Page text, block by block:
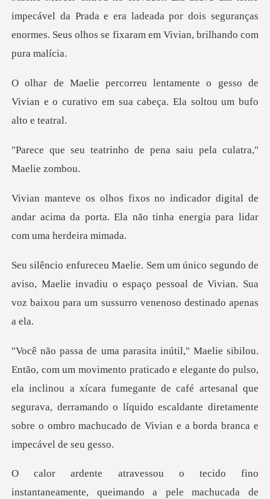
ável da Prada e era ladeada por dois seguranças
enormes. S
o gesso de
Vivian e o curativo em sua c
nho de pena saiu pela
igital de
andar acima da porta. Ela não tinh
viso, Maelie invadiu o espaço pessoal de Vivian. Sua
voz
nte do pulso,
ela inclinou a xícara fumegante de café artesanal que
segurava, derramando o líquido
antaneamente, queimando a pele machucada de